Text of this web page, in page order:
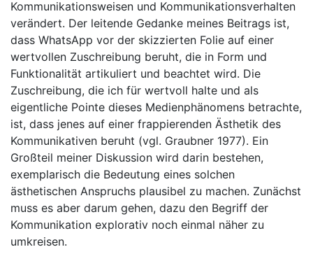
Kommunikationsweisen und Kommunikationsverhalten
verändert. Der leitende Gedanke meines Beitrags ist,
dass WhatsApp vor der skizzierten Folie auf einer
wertvollen Zuschreibung beruht, die in Form und
Funktionalität artikuliert und beachtet wird. Die
Zuschreibung, die ich für wertvoll halte und als
eigentliche Pointe dieses Medienphänomens betrachte,
ist, dass jenes auf einer frappierenden Ästhetik des
Kommunikativen beruht (vgl. Graubner 1977). Ein
Großteil meiner Diskussion wird darin bestehen,
exemplarisch die Bedeutung eines solchen
ästhetischen Anspruchs plausibel zu machen. Zunächst
muss es aber darum gehen, dazu den Begriff der
Kommunikation explorativ noch einmal näher zu
umkreisen.